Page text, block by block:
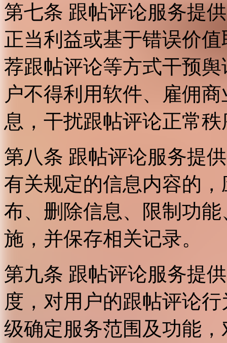
第七条 跟帖评论服务提
正当利益或基于错误价
荐跟帖评论等方式干预
户不得利用软件、雇佣
息，干扰跟帖评论正常
第八条 跟帖评论服务提
有关规定的信息内容的
布、删除信息、限制功
施，并保存相关记录。
第九条 跟帖评论服务提
度，对用户的跟帖评论
级确定服务范围及功能